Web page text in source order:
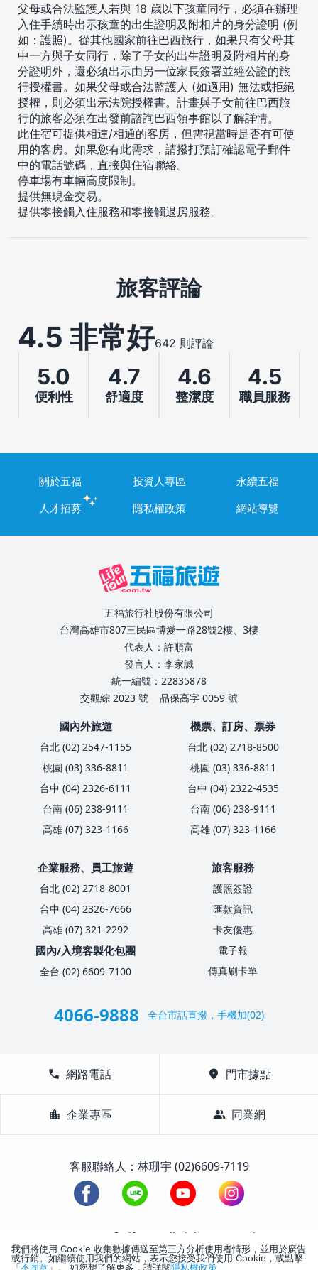
父母或合法監護人若與 18 歲以下孩童同行，必須在辦理
入住手續時出示孩童的出生證明及附相片的身分證明 (例
如：護照)。從其他國家前往巴西旅行，如果只有父母其
中一方與子女同行，除了子女的出生證明及附相片的身
分證明外，還必須出示由另一位家長簽署並經公證的旅
行授權書。如果父母或合法監護人 (如適用) 無法或拒絕
授權，則必須出示法院授權書。計畫與子女前往巴西旅
行的旅客必須在出發前諮詢巴西領事館以了解詳情。
此住宿可提供相連/相通的客房，但需視當時是否有可使
用的客房。如果您有此需求，請撥打預訂確認電子郵件
中的電話號碼，直接與住宿聯絡。
停車場有車輛高度限制。
提供無現金交易。
提供零接觸入住服務和零接觸退房服務。
旅客評論
4.5 非常好642 則評論
5.0
便利性
4.7
舒適度
4.6
整潔度
4.5
職員服務
關於五福 投資人專區
永續五福
人才招募
隱私權政策 網站導覽
五福旅行社股份有限公司
台灣高雄市807三民區博愛一路28號2樓、3樓
代表人：許順富
發言人：李家誠
統一編號：22835878
交觀綜 2023 號
品保高字 0059 號
國內外旅遊
台北 (02) 2547-1155
桃園 (03) 336-8811
台中 (04) 2326-6111
台南 (06) 238-9111
高雄 (07) 323-1166
機票、訂房、票券
台北 (02) 2718-8500
桃園 (03) 336-8811
台中 (04) 2322-4535
台南 (06) 238-9111
高雄 (07) 323-1166
企業服務、員工旅遊
台北 (02) 2718-8001
台中 (04) 2326-7666
高雄 (07) 321-2292
國內/入境客製化包團
全台 (02) 6609-7100
旅客服務
護照簽證
匯款資訊
卡友優惠
電子報
傳真刷卡單
4066-9888 全台市話直撥，手機加(02)
call 網路電話 location_on 門市據點
location_city 企業專區 group 同業網
客服聯絡人：林珊宇 (02)6609-7119
1988-2026 © Lifetour All Rights Reserved.
我們將使用 Cookie 收集數據傳送至第三方分析使用者情形，並用於廣告
或行銷。如繼續使用我們的網站，表示您接受我們使用 Cookie，或點擊
「不同意 」。 如您想了解更多，請詳閱隱私權政策